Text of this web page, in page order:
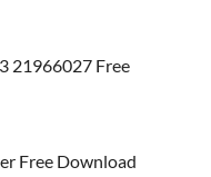
21966027 Free
Free Download